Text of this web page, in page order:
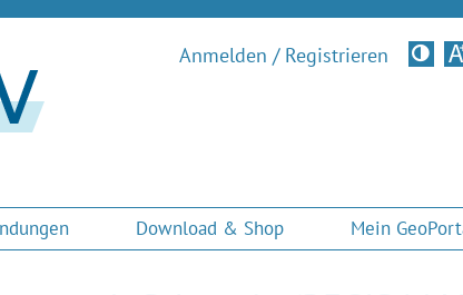
Anmelden / Registrieren
Download & Shop Mein